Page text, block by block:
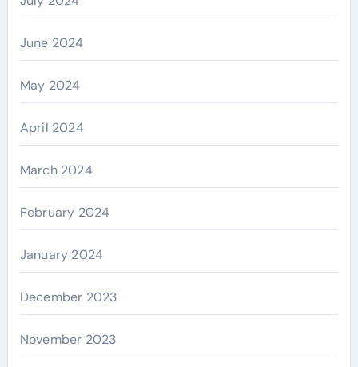
June 2024
May 2024
April 2024
March 2024
February 2024
January 2024
December 2023
November 2023